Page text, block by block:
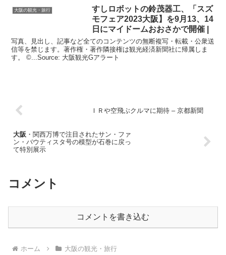
大阪の観光・旅行
すしロボットの鈴茂器工、「スズ
モフェア2023大阪 】を9月13、14
日にマイドームおおさかで開催 |
写真、見出し、記事など全てのコンテンツの無断複写・転載・公衆送
信等を禁じます。著作権・著作隣接権は観光経済新聞社に帰属しま
す。 ©...Source: 大阪観光Gアラート
ＩＲや空飛ぶクルマに期待 – 京都新聞
大阪 ・関西万博で注目されたサン・ファ
ン・バウティスタ号の模型が石巻に戻っ
て特別展示
コメント
コメントを書き込む
ホーム 大阪の観光・旅行